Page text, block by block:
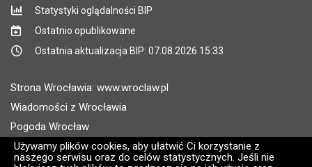
Używamy plików cookies, aby ułatwić Ci korzystanie z
naszego serwisu oraz do celów statystycznych. Jeśli nie
Statystyki oglądalności BIP
Ostatnio opublikowane
Ostatnia aktualizacja BIP: 07.08.2026 15:33
Strona Wrocławia: www.wroclaw.pl
Wiadomości z Wrocławia
Pogoda Wrocław
Rozkłady jazdy MPK Wrocław